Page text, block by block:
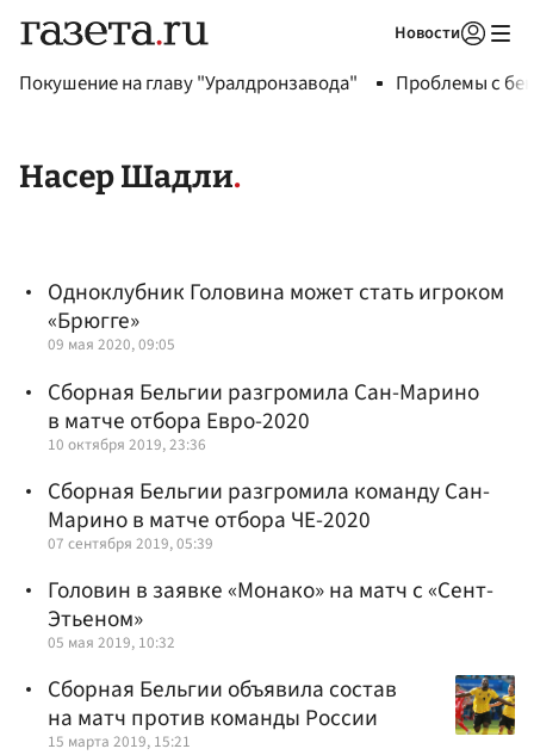
Новости
Покушение на главу "Уралдронзавода" Проблемы с
Насер Шадли
Одноклубник Головина может стать игроком
«Брюгге»
09 мая 2020, 09:05
Сборная Бельгии разгромила Сан-Марино
в матче отбора Евро-2020
10 октября 2019, 23:36
Сборная Бельгии разгромила команду Сан-
Марино в матче отбора ЧЕ-2020
07 сентября 2019, 05:39
Головин в заявке «Монако» на матч с «Сент-
Этьеном»
05 мая 2019, 10:32
Сборная Бельгии объявила состав
на матч против команды России
15 марта 2019, 15:21